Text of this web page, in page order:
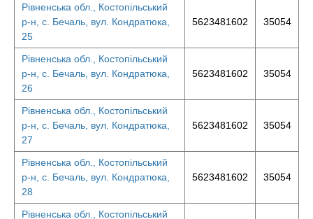
Рівненська обл., Костопільський
р-н, с. Бечаль, вул. Кондратюка,
25
5623481602 35054
Рівненська обл., Костопільський
р-н, с. Бечаль, вул. Кондратюка,
26
5623481602 35054
Рівненська обл., Костопільський
р-н, с. Бечаль, вул. Кондратюка,
27
5623481602 35054
Рівненська обл., Костопільський
р-н, с. Бечаль, вул. Кондратюка,
28
5623481602 35054
Рівненська обл., Костопільський